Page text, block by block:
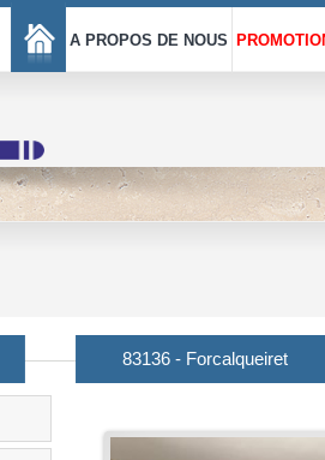
A PROPOS DE NOUS
83136 - Forcalqueiret